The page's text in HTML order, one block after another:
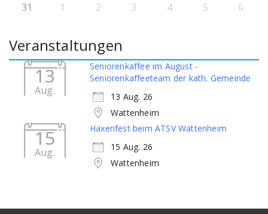
31 1 2 3 4 5 6
Veranstaltungen
13
Aug.
Seniorenkaffee im August -
Seniorenkaffeeteam der kath. Gemeinde
13 Aug. 26
Wattenheim
15
Aug.
Haxenfest beim ATSV Wattenheim
15 Aug. 26
Wattenheim